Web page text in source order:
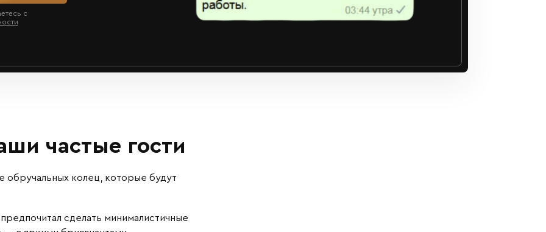
с
частые гости
обручальных колец, которые будут
сделать минималистичные